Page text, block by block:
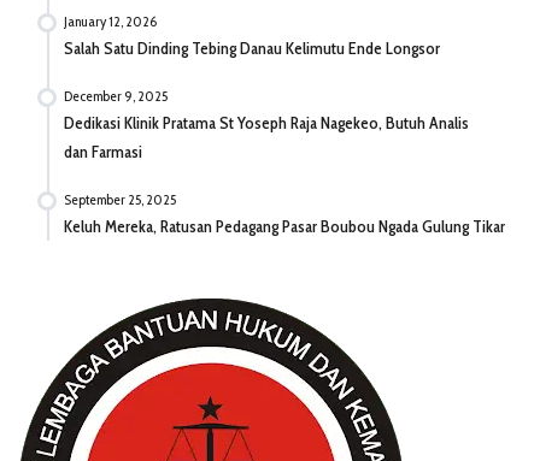
January 12, 2026
Salah Satu Dinding Tebing Danau Kelimutu Ende Longsor
December 9, 2025
Dedikasi Klinik Pratama St Yoseph Raja Nagekeo, Butuh Analis
dan Farmasi
September 25, 2025
Keluh Mereka, Ratusan Pedagang Pasar Boubou Ngada Gulung Tikar